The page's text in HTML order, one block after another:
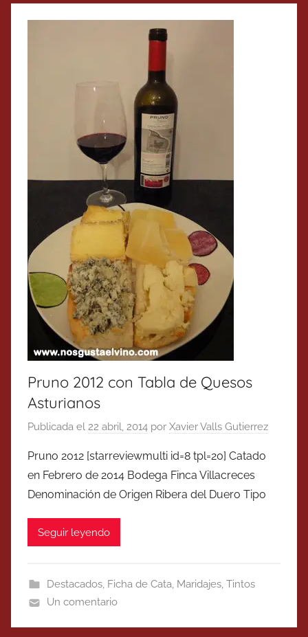
Pruno 2012 con Tabla de Quesos
Asturianos
Publicada el 22 abril, 2014 por Xavier Valls Gutierrez
Pruno 2012 [starreviewmulti id=8 tpl=20] Catado
en Febrero de 2014 Bodega Finca Villacreces
Denominación de Origen Ribera del Duero Tipo
Seguir leyendo
Destacados, Ficha de Cata, Maridajes, Tintos
Un comentario